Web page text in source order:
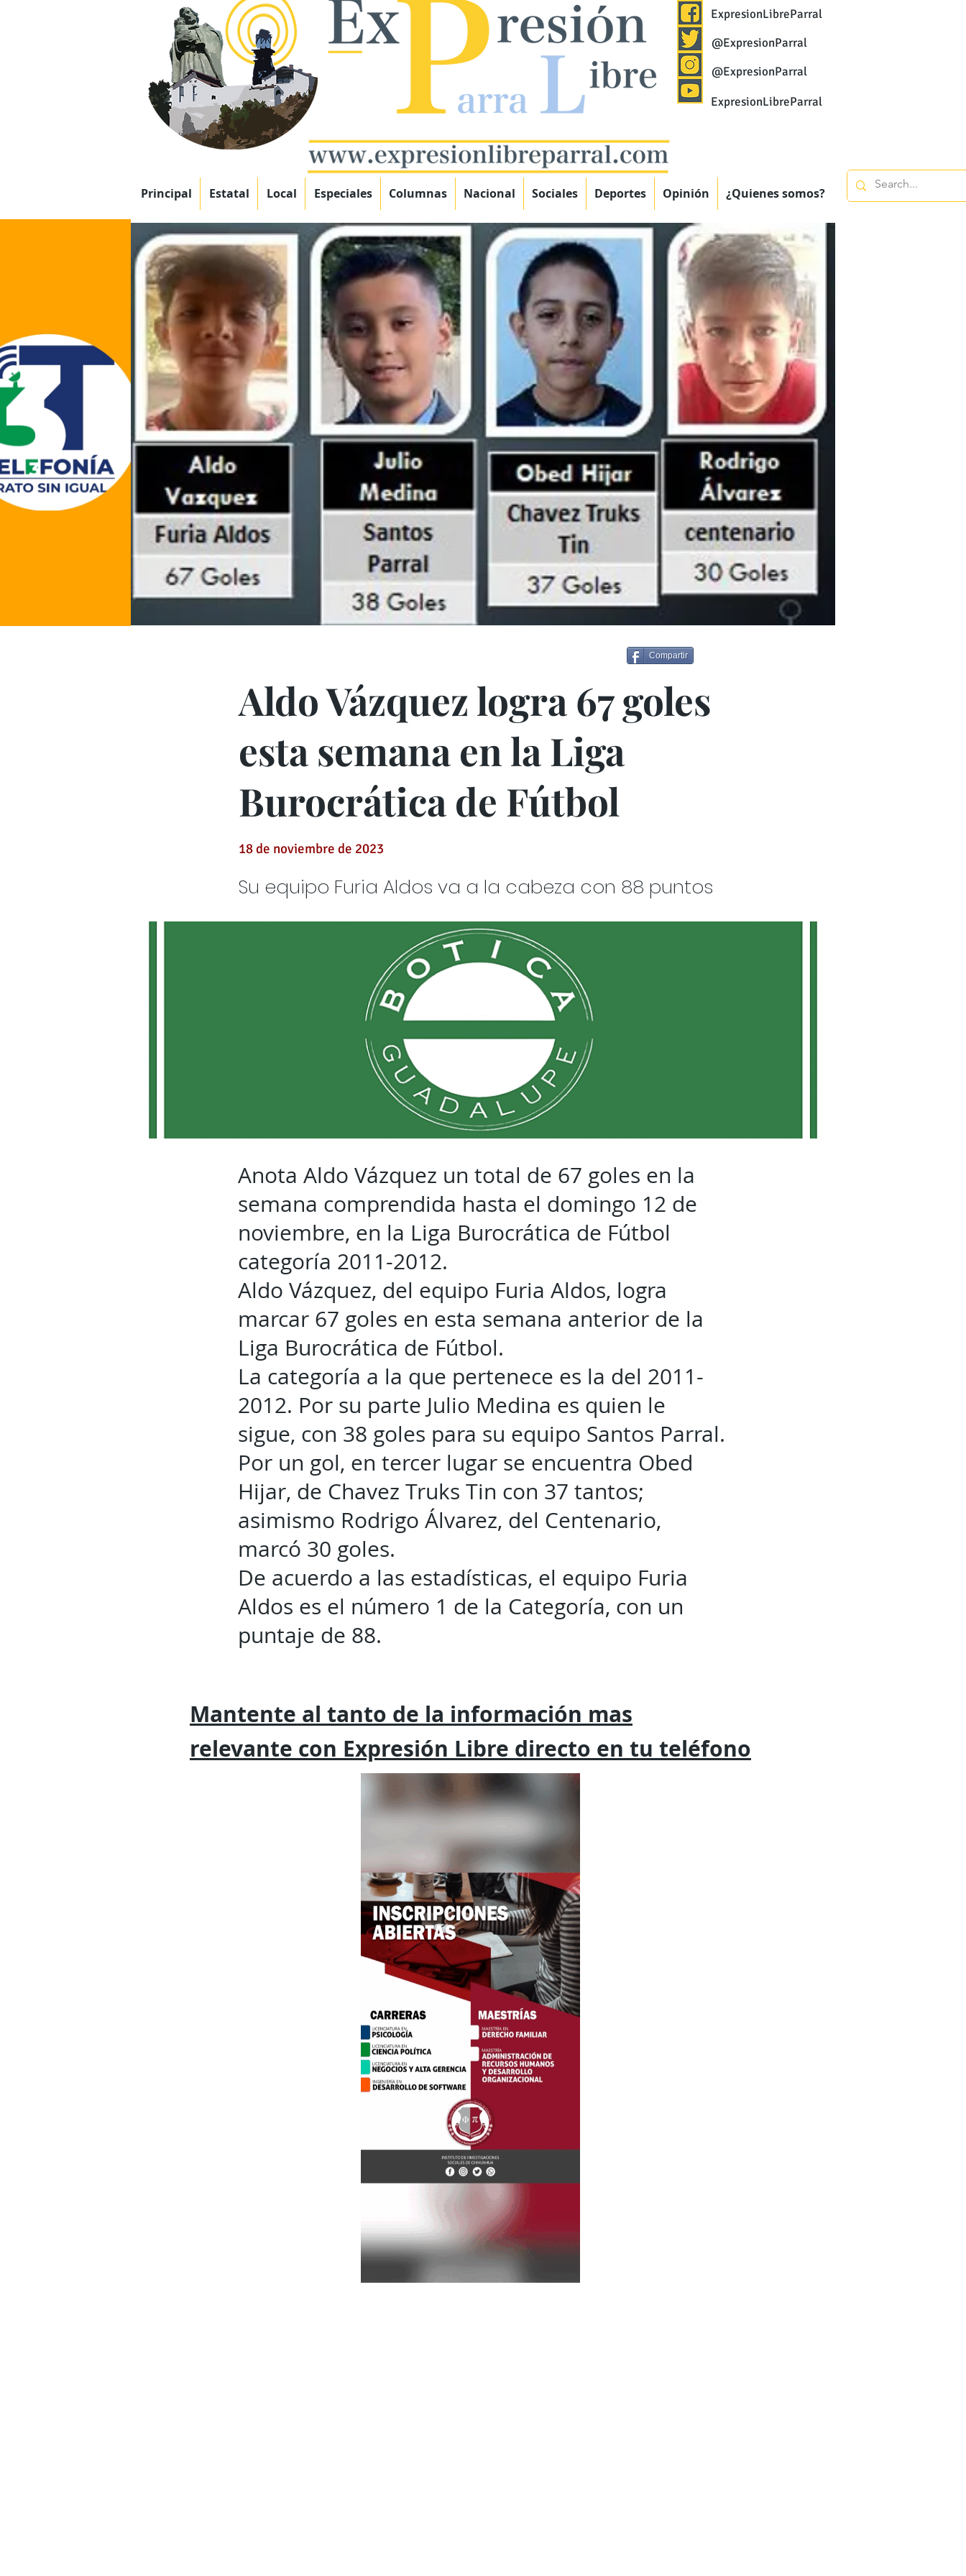
ExpresionLibreParral
@ExpresionParral
@ExpresionParral
ExpresionLibreParral
Principal Estatal Local Especiales Columnas Nacional Sociales Deportes Opinión ¿Quienes somos?
Compartir
Aldo Vázquez logra 67 goles
esta semana en la Liga
Burocrática de Fútbol
18 de noviembre de 2023
Su equipo Furia Aldos va a la cabeza con 88 puntos
Anota Aldo Vázquez un total de 67 goles en la
semana comprendida hasta el domingo 12 de
noviembre, en la Liga Burocrática de Fútbol
categoría 2011-2012.
Aldo Vázquez, del equipo Furia Aldos, logra
marcar 67 goles en esta semana anterior de la
Liga Burocrática de Fútbol.
La categoría a la que pertenece es la del 2011-
2012. Por su parte Julio Medina es quien le
sigue, con 38 goles para su equipo Santos Parral.
Por un gol, en tercer lugar se encuentra Obed
Hijar, de Chavez Truks Tin con 37 tantos;
asimismo Rodrigo Álvarez, del Centenario,
marcó 30 goles.
De acuerdo a las estadísticas, el equipo Furia
Aldos es el número 1 de la Categoría, con un
puntaje de 88.
Mantente al tanto de la información mas
relevante con Expresión Libre directo en tu teléfono